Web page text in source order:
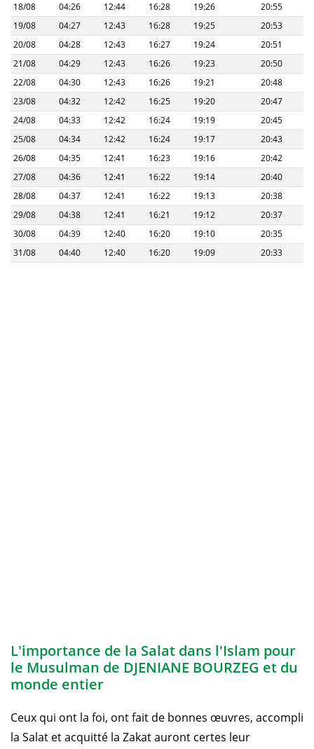
18/08
04:26 12:44 16:28 19:26
20:55
19/08
04:27 12:43 16:28 19:25
20:53
20/08
04:28 12:43 16:27 19:24
20:51
21/08
04:29 12:43 16:26 19:23
20:50
22/08
04:30 12:43 16:26 19:21
20:48
23/08
04:32 12:42 16:25 19:20
20:47
24/08
04:33 12:42 16:24 19:19
20:45
25/08
04:34 12:42 16:24 19:17
20:43
26/08
04:35 12:41 16:23 19:16
20:42
27/08
04:36 12:41 16:22 19:14
20:40
28/08
04:37 12:41 16:22 19:13
20:38
29/08
04:38 12:41 16:21 19:12
20:37
30/08
04:39 12:40 16:20 19:10
20:35
31/08
04:40 12:40 16:20 19:09 20:33
L'importance de la Salat dans l'Islam pour
le Musulman de DJENIANE BOURZEG et du
monde entier
Ceux qui ont la foi, ont fait de bonnes œuvres, accompli
la Salat et acquitté la Zakat auront certes leur